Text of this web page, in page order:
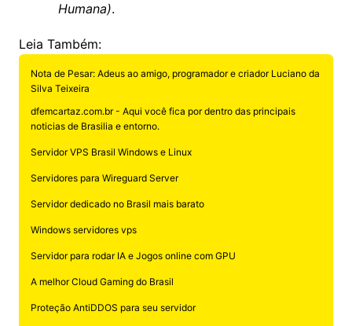
Humana).
Leia Também:
Nota de Pesar: Adeus ao amigo, programador e criador Luciano da
Silva Teixeira
dfemcartaz.com.br - Aqui você fica por dentro das principais
noticias de Brasilia e entorno.
Servidor VPS Brasil Windows e Linux
Servidores para Wireguard Server
Servidor dedicado no Brasil mais barato
Windows servidores vps
Servidor para rodar IA e Jogos online com GPU
A melhor Cloud Gaming do Brasil
Proteção AntiDDOS para seu servidor